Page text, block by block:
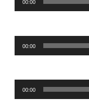
00:00
00:00
00:00